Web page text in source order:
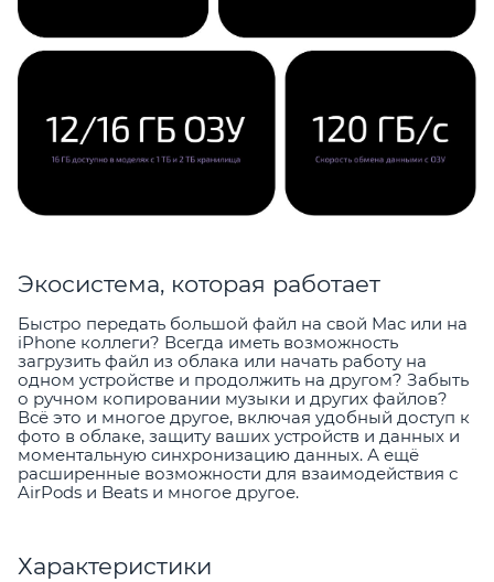
Экосистема, которая работает
Быстро передать большой файл на свой Mac или на
iPhone коллеги? Всегда иметь возможность
загрузить файл из облака или начать работу на
одном устройстве и продолжить на другом? Забыть
о ручном копировании музыки и других файлов?
Всё это и многое другое, включая удобный доступ к
фото в облаке, защиту ваших устройств и данных и
моментальную синхронизацию данных. А ещё
расширенные возможности для взаимодействия с
AirPods и Beats и многое другое.
Характеристики